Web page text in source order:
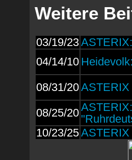
Weitere
03/19/23
04/14/10
08/31/20ASTERIX
08/25/20
10/23/25ASTERIX